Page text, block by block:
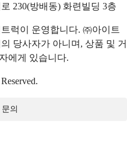
230(방배동) 화련빌딩 3층
럭이 운영합니다. ㈜아이트
당사자가 아니며, 상품 및 거
에게 있습니다.
의